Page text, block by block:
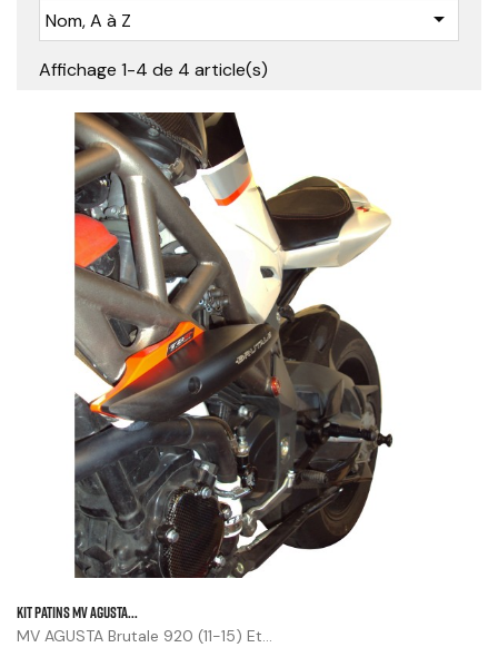
Nom, A à Z 
Affichage 1-4 de 4 article(s)
KIT PATINS MV AGUSTA...
MV AGUSTA Brutale 920 (11-15) Et...